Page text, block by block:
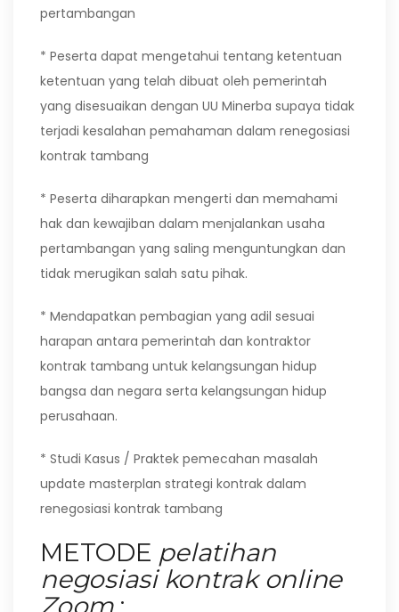
pertambangan
* Peserta dapat mengetahui tentang ketentuan
ketentuan yang telah dibuat oleh pemerintah
yang disesuaikan dengan UU Minerba supaya tidak
terjadi kesalahan pemahaman dalam renegosiasi
kontrak tambang
* Peserta diharapkan mengerti dan memahami
hak dan kewajiban dalam menjalankan usaha
pertambangan yang saling menguntungkan dan
tidak merugikan salah satu pihak.
* Mendapatkan pembagian yang adil sesuai
harapan antara pemerintah dan kontraktor
kontrak tambang untuk kelangsungan hidup
bangsa dan negara serta kelangsungan hidup
perusahaan.
* Studi Kasus / Praktek pemecahan masalah
update masterplan strategi kontrak dalam
renegosiasi kontrak tambang
METODE pelatihan
negosiasi kontrak online
Zoom :